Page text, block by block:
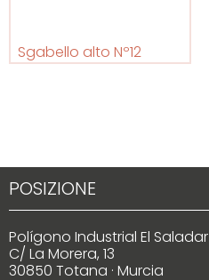
Sgabello alto Nº12
POSIZIONE
Polígono Industrial El Saladar
C/ La Morera, 13
30850 Totana · Murcia